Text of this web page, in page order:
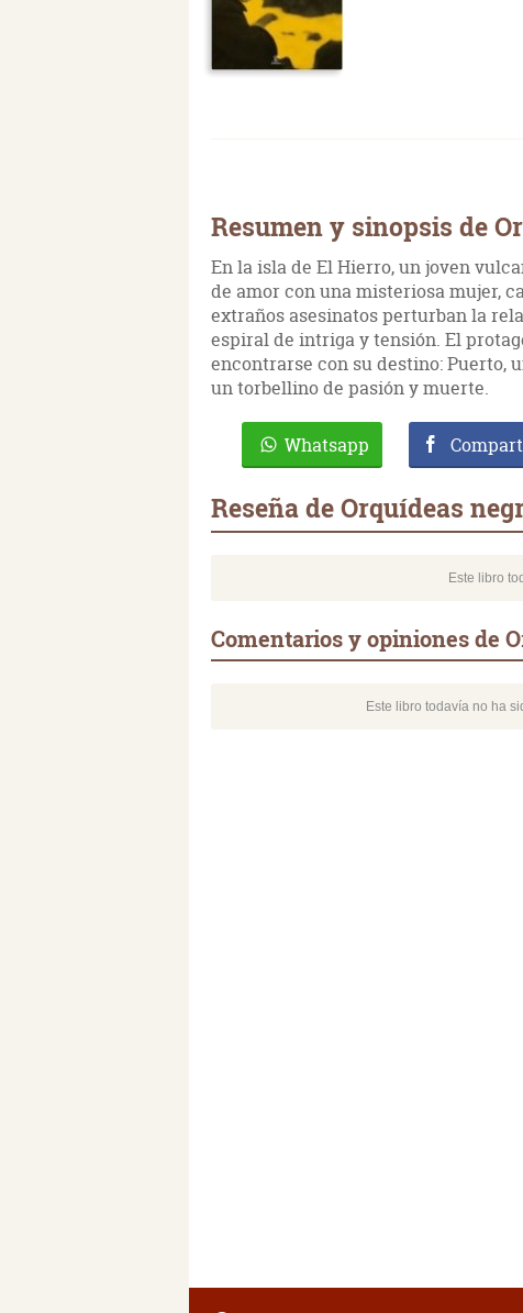
Resumen y sinopsis de
En la isla de El Hierro, un joven
de amor con una misteriosa mujer,
extraños asesinatos perturban la
espiral de intriga y tensión. El
encontrarse con su destino: Puerto,
un torbellino de pasión y muerte.
Whatsapp
Reseña de Orquídeas
Este libro
Comentarios y opiniones de
Este libro todavía no ha